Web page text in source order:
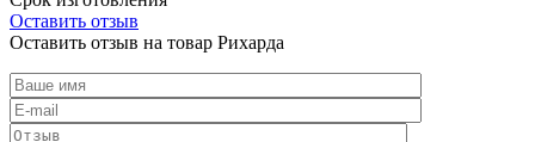
Оставить отзыв
Оставить отзыв на товар Рихарда